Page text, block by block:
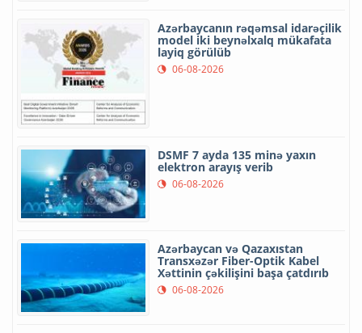
Azərbaycanın rəqəmsal idarəçilik
model iki beynəlxalq mükafata
layiq görülüb
06-08-2026
DSMF 7 ayda 135 minə yaxın
elektron arayış verib
06-08-2026
Azərbaycan və Qazaxıstan
Transxəzər Fiber-Optik Kabel
Xəttinin çəkilişini başa çatdırıb
06-08-2026